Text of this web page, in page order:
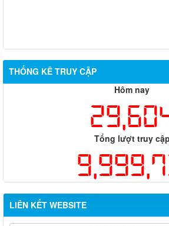
THỐNG KÊ TRUY CẬP
Hôm nay
Tổng lượt truy cập
LIÊN KẾT WEBSITE